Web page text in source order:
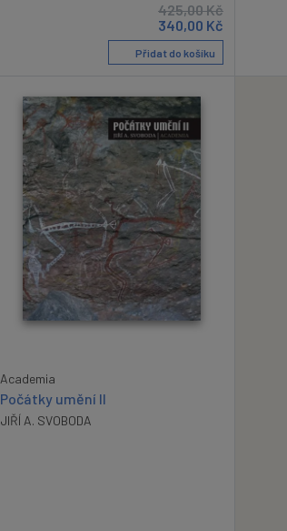
425,00Kč
340,00 Kč
Přidat do košíku
Academia
Počátky umění II
JIŘÍ A. SVOBODA